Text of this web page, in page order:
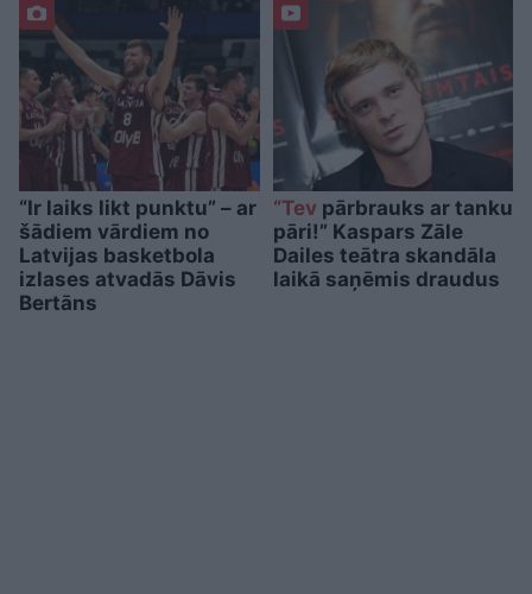
“Ir laiks likt punktu” – ar
šādiem vārdiem no
Latvijas basketbola
izlases atvadās Dāvis
Bertāns
“Tev pārbrauks ar tanku
pāri!” Kaspars Zāle
Dailes teātra skandāla
laikā saņēmis draudus